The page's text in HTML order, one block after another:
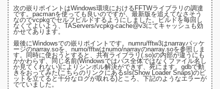
次の嵌りポイントはWindows環境におけるFFTWライブラリの調達
です。pacmanを使っても良いのですが、最新版を追えてなさそう
なのでvcpkgでセルフビルドするようにしました。ビルドを毎回し
なくてよいよう、 TAServers/vcpkg-cache@v3にてキャッシュ も効
かせてあります。
最後にWindowsでの嵌りポイントです。numru/fftw3はnarrayパッケ
ージのnarray.soを、numo/fftwはnumo/narrayのnarray.soを参照しま
す。同時に使おうとすると、共有ライブラリ(.so)の内部が違うにも
かかわらず、同じ名前(Windowsではパス全体ではなくファイル名し
か見てくれない)によりシンボル解決ができず、死にます。gdbで動
きをおってみた(こちらのリンクにあるsls(Show Loader Snaps)のビ
ットを立てると十分なログが取れる)ところ、下記のようなエラーが
でていました。